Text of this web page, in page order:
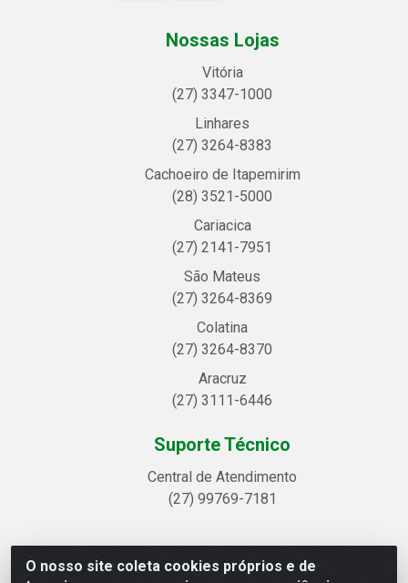
O nosso site coleta cookies próprios e de
Nossas Lojas
Vitória
(27) 3347-1000
Linhares
(27) 3264-8383
Cachoeiro de Itapemirim
(28) 3521-5000
Cariacica
(27) 2141-7951
São Mateus
(27) 3264-8369
Colatina
(27) 3264-8370
Aracruz
(27) 3111-6446
Suporte Técnico
Central de Atendimento
(27) 99769-7181
Linhavix Distribuidora LTDA - Avenida Alegre, 2521 -